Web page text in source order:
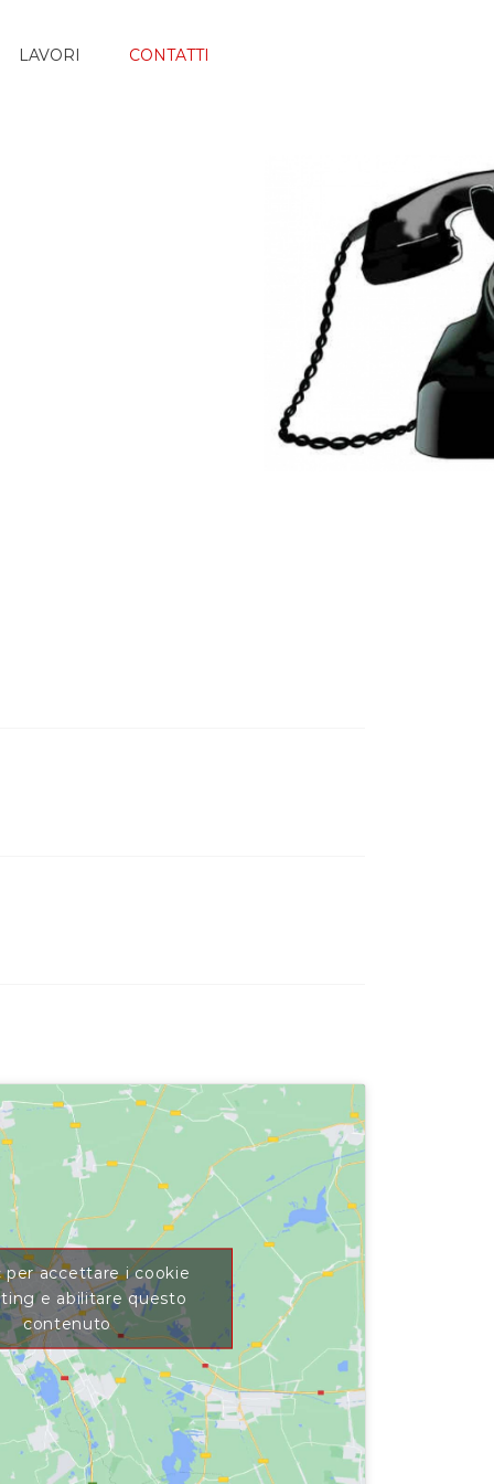
LAVORI CONTATTI
per accettare i cookie
e abilitare questo
contenuto